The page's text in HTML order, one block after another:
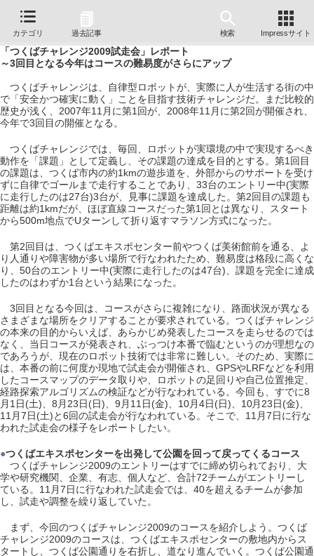
カテゴリ 過去記事 検索 Impressサイト
「つくばチャレンジ2009試走会」レポート
～3回目となる今年はコースの難易度がさらにアップ
つくばチャレンジは、自律型ロボットが、実際に人が生活する街の中
で「安全かつ確実に動く」ことを目指す技術チャレンジだ。まだ比較的
歴史が浅く、2007年11月に第1回が、2008年11月に第2回が開催され、
今年で3回目の開催となる。
つくばチャレンジでは、毎回、ロボットが実環境の中で実現するべき
動作を「課題」として定義し、その課題の達成を目的とする。第1回目
の課題は、つくば市内の約1kmの遊歩道を、外部からのサポートを受け
ずに自律でゴールまで走行することであり、33台のエントリー中(実際
に走行したのは27台)3台が、見事に課題を達成した。第2回目の課題も
距離は約1kmだが、ほぼ直線コースだった第1回とは異なり、スタート
から500m地点でUターンして折り返すマラソン方式になった。
第2回目は、つくばエキスポセンター前やつくば美術館前を通る、よ
り人通りや障害物が多い場所で行なわれたため、難易度は格段に高くな
り、50台のエントリー中(実際に走行したのは47台)、課題を完全に達成
したのはわずか1台という結果になった。
3回目となる今回は、コースがさらに複雑になり、路面状況が異なる
さまざまな場所をクリアすることが要求されている。つくばチャレンジ
の本来の目的からいえば、あらかじめ発表したコースを走らせるのでは
なく、当日コースが発表され、ぶっつけ本番で臨むというのが理想なの
であろうが、現在のロボット技術では非常に難しい。そのため、実際に
は、本番の前に何度か現地で試走会が開催され、GPSやLRFなどを利用
したコースマップのデータ取りや、ロボットの足回りや自己位置推定、
経路探索アルゴリズムの検証などが行なわれている。今回も、すでに8
月1日(土)、8月23日(日)、9月11日(金)、10月4日(日)、10月23日(金)、
11月7日(土)と6回の試走会が行なわれている。そこで、11月7日に行な
われた試走会の様子をレポートしたい。
●つくばエキスポセンターを出発して公園を回って戻ってくるコース
つくばチャレンジ2009のエントリーはすでに締め切られており、大
学や研究機関、企業、有志、個人など、合計72チームがエントリーし
ている。11月7日に行なわれた試走会では、40を超えるチームが参加
し、試走や調整を繰り返していた。
まず、今回のつくばチャレンジ2009のコースを紹介しよう。つくば
チャレンジ2009のコースは、つくばエキスポセンターの敷地内からス
タートし、つくば公園通りを右折し、道なり進んでいく。つくば公園通